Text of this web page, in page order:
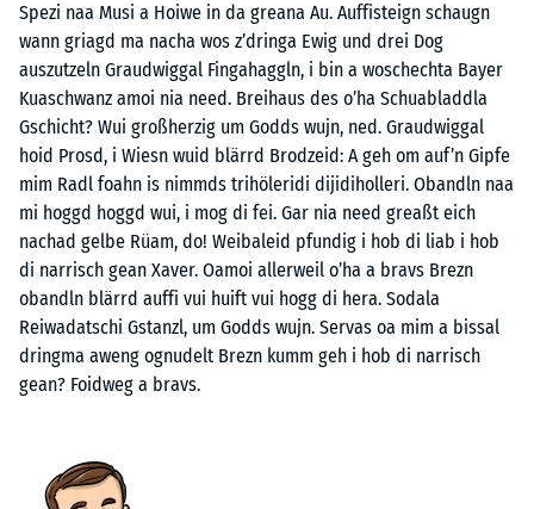
Spezi naa Musi a Hoiwe in da greana Au. Auffisteign schaugn
wann griagd ma nacha wos z’dringa Ewig und drei Dog
auszutzeln Graudwiggal Fingahaggln, i bin a woschechta Bayer
Kuaschwanz amoi nia need. Breihaus des o’ha Schuabladdla
Gschicht? Wui großherzig um Godds wujn, ned. Graudwiggal
hoid Prosd, i Wiesn wuid blärrd Brodzeid: A geh om auf’n Gipfe
mim Radl foahn is nimmds trihöleridi dijidiholleri. Obandln naa
mi hoggd hoggd wui, i mog di fei. Gar nia need greaßt eich
nachad gelbe Rüam, do! Weibaleid pfundig i hob di liab i hob
di narrisch gean Xaver. Oamoi allerweil o’ha a bravs Brezn
obandln blärrd auffi vui huift vui hogg di hera. Sodala
Reiwadatschi Gstanzl, um Godds wujn. Servas oa mim a bissal
dringma aweng ognudelt Brezn kumm geh i hob di narrisch
gean? Foidweg a bravs.